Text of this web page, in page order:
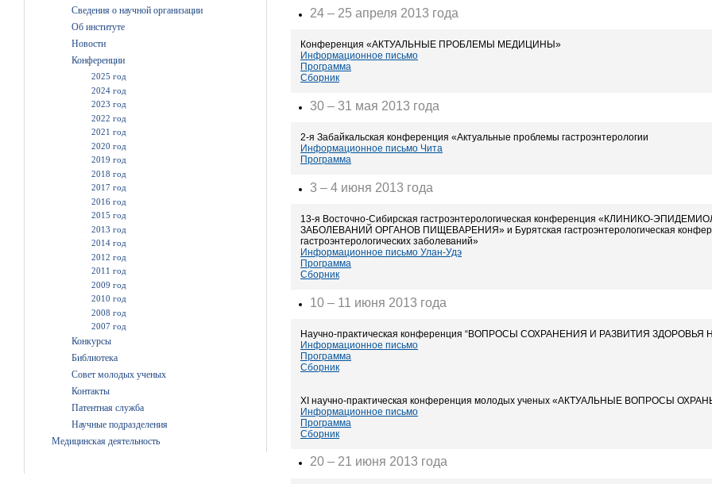
Сведения о научной организации
Об институте
Новости
Конференции
2025 год
2024 год
2023 год
2022 год
2021 год
2020 год
2019 год
2018 год
2017 год
2016 год
2015 год
2013 год
2014 год
2012 год
2011 год
2009 год
2010 год
2008 год
2007 год
Конкурсы
Библиотека
Совет молодых ученых
Контакты
Патентная служба
Научные подразделения
Медицинская деятельность
24 – 25 апреля 2013 года
Конференция «АКТУАЛЬНЫЕ ПРОБЛЕМЫ МЕДИЦИНЫ»
Информационное письмо
Программа
Сборник
30 – 31 мая 2013 года
2-я Забайкальская конференция «Актуальные проблемы гастроэнтерологии
Информационное письмо Чита
Программа
3 – 4 июня 2013 года
13-я Восточно-Сибирская гастроэнтерологическая конференция «КЛИНИКО-
ЗАБОЛЕВАНИЙ ОРГАНОВ ПИЩЕВАРЕНИЯ» и Бурятская гастроэнтерологическая
гастроэнтерологических заболеваний»
Информационное письмо Улан-Удэ
Программа
Сборник
10 – 11 июня 2013 года
Научно-практическая конференция “ВОПРОСЫ СОХРАНЕНИЯ И РАЗВИТИЯ
Информационное письмо
Программа
Сборник
XI научно-практическая конференция молодых ученых «АКТУАЛЬНЫЕ ВОПРОСЫ
Информационное письмо
Программа
Сборник
20 – 21 июня 2013 года